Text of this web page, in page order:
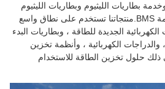
بطاريات الليثيوم وبطاريات الليثيوم
القوية وحزم البطاريات وأنظمة BMS.منتجاتنا تستخدم على نطاق واسع
الجديدة للطاقة ، وبطاريات البدء
الكهربائية ، وأنظمة تخزين
حلول تخزين الطاقة للاستخدام